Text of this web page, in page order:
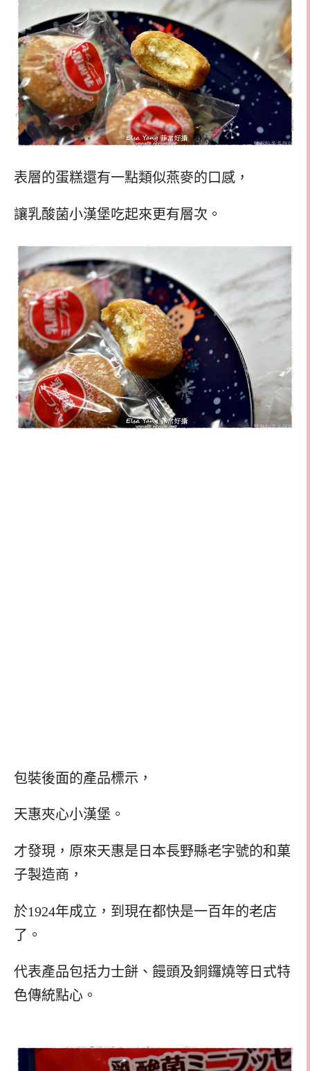
表層的蛋糕還有一點類似燕麥的口感，
讓乳酸菌小漢堡吃起來更有層次。
包裝後面的產品標示，
天惠夾心小漢堡。
才發現，原來天惠是日本長野縣老字號的和菓
子製造商，
於1924年成立，到現在都快是一百年的老店
了。
代表產品包括力士餅、饅頭及銅鑼燒等日式特
色傳統點心。